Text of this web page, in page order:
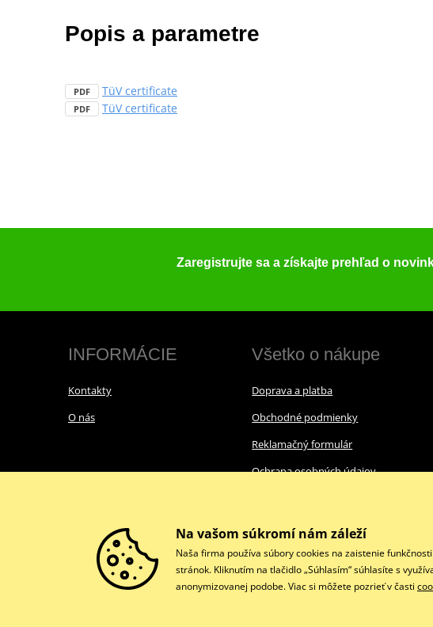
Popis a parametre
PDF TüV certificate
PDF TüV certificate
Zaregistrujte sa a získajte prehľad o
INFORMÁCIE
Kontakty
O nás
Všetko o nákupe
Doprava a platba
Obchodné podmienky
Reklamačný formulár
Ochrana osobných údajov
Na vašom súkromí nám záleží
Naša firma používa súbory cookies na zaistenie
stránok. Kliknutím na tlačidlo „Súhlasím“ súhlasíte s
anonymizovanej podobe. Viac si môžete pozrieť v časti